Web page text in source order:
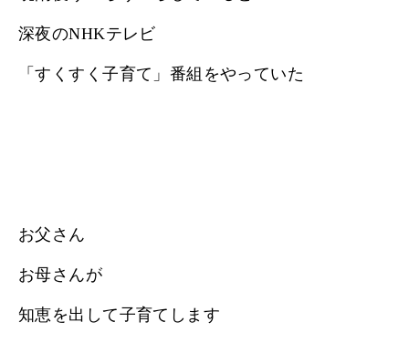
深夜のNHKテレビ
「すくすく子育て」番組をやっていた
お父さん
お母さんが
知恵を出して子育てします